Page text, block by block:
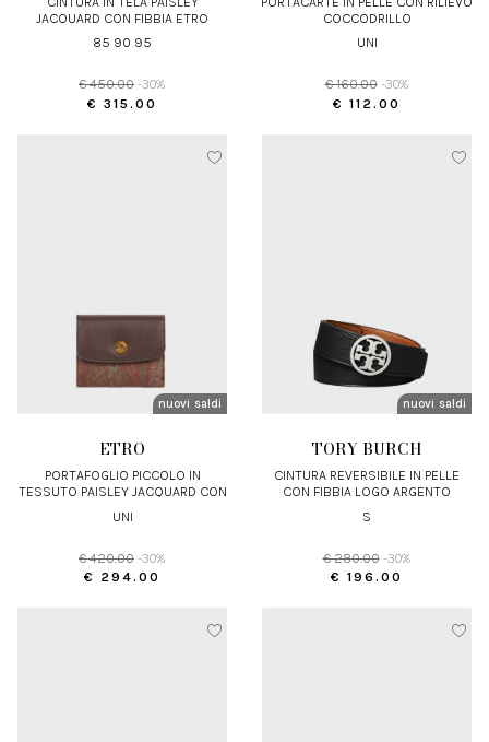
JACQUARD CON FIBBIA ETRO
85 90 95
€ 450.00 -30%
€ 315.00
COCCODRILLO
UNI
€ 160.00 -30%
€ 112.00
nuovi arrivi
saldi
ETRO
PORTAFOGLIO PICCOLO IN
TESSUTO PAISLEY JACQUARD CON
UNI
€ 420.00 -30%
€ 294.00
nuovi arrivi
saldi
TORY BURCH
CINTURA REVERSIBILE IN PELLE
CON FIBBIA LOGO ARGENTO
S
€ 280.00 -30%
€ 196.00